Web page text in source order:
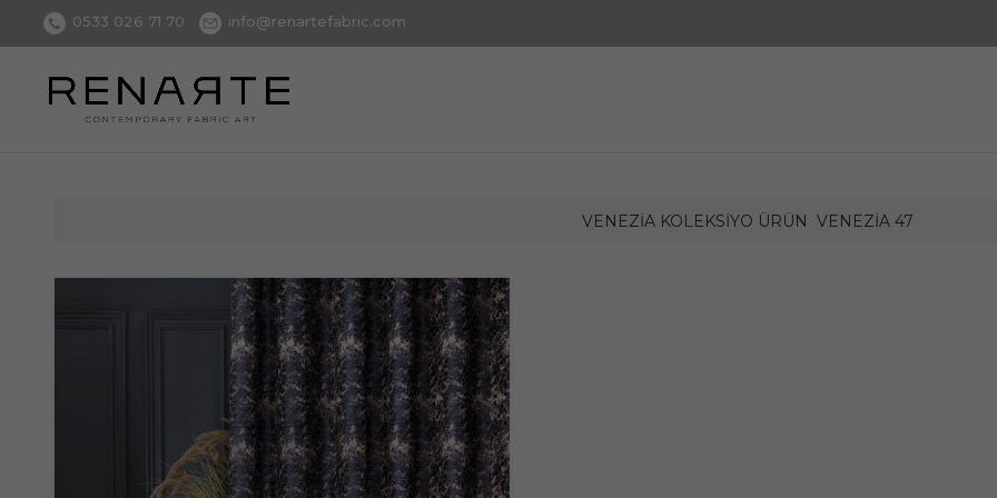
0533 026 71 70 info@renartefabric.com
VENEZIA KOLEKSIYO ÜRÜN VENEZIA 47